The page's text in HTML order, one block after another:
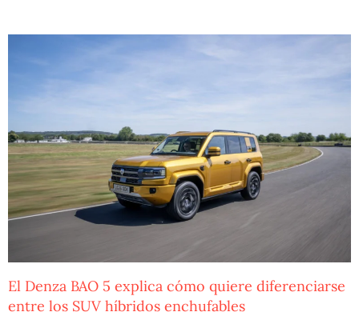
El Denza BAO 5 explica cómo quiere diferenciarse
entre los SUV híbridos enchufables